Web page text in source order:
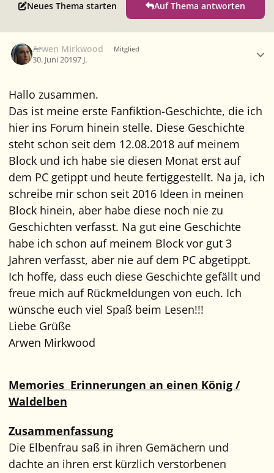
Neues Thema starten Auf Thema antworten
Arwen Mirkwood Mitglied
30. Juni 20197 J.
Hallo zusammen.
Das ist meine erste Fanfiktion-Geschichte, die ich
hier ins Forum hinein stelle. Diese Geschichte
steht schon seit dem 12.08.2018 auf meinem
Block und ich habe sie diesen Monat erst auf
dem PC getippt und heute fertiggestellt. Na ja, ich
schreibe mir schon seit 2016 Ideen in meinen
Block hinein, aber habe diese noch nie zu
Geschichten verfasst. Na gut eine Geschichte
habe ich schon auf meinem Block vor gut 3
Jahren verfasst, aber nie auf dem PC abgetippt.
Ich hoffe, dass euch diese Geschichte gefällt und
freue mich auf Rückmeldungen von euch. Ich
wünsche euch viel Spaß beim Lesen!!!
Liebe Grüße
Arwen Mirkwood
Memories Erinnerungen an einen König /
Waldelben
Zusammenfassung
Die Elbenfrau saß in ihren Gemächern und
dachte an ihren erst kürzlich verstorbenen